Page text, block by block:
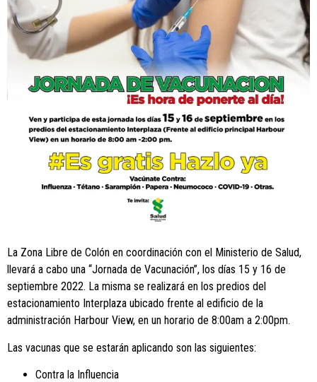
La Zona Libre de Colón en coordinación con el Ministerio de Salud,
llevará a cabo una “Jornada de Vacunación”, los días 15 y 16 de
septiembre 2022. La misma se realizará en los predios del
estacionamiento Interplaza ubicado frente al edificio de la
administración Harbour View, en un horario de 8:00am a 2:00pm.
Las vacunas que se estarán aplicando son las siguientes:
Contra la Influencia